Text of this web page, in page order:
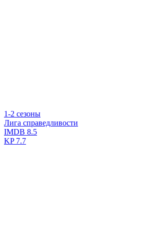
1-2 сезоны
Лига справедливости
IMDB 8.5
KP7.7